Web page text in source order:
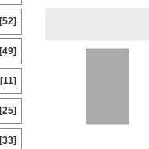
[52]
[49]
[11]
[25]
[33]